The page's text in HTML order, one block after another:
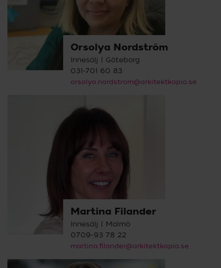
Orsolya Nordström
Innesälj | Göteborg
031-701 60 83
orsolya.nordstrom@arkitektkopia.se
Martina Filander
Innesälj | Malmö
0709-93 78 22
martina.filander@arkitektkopia.se